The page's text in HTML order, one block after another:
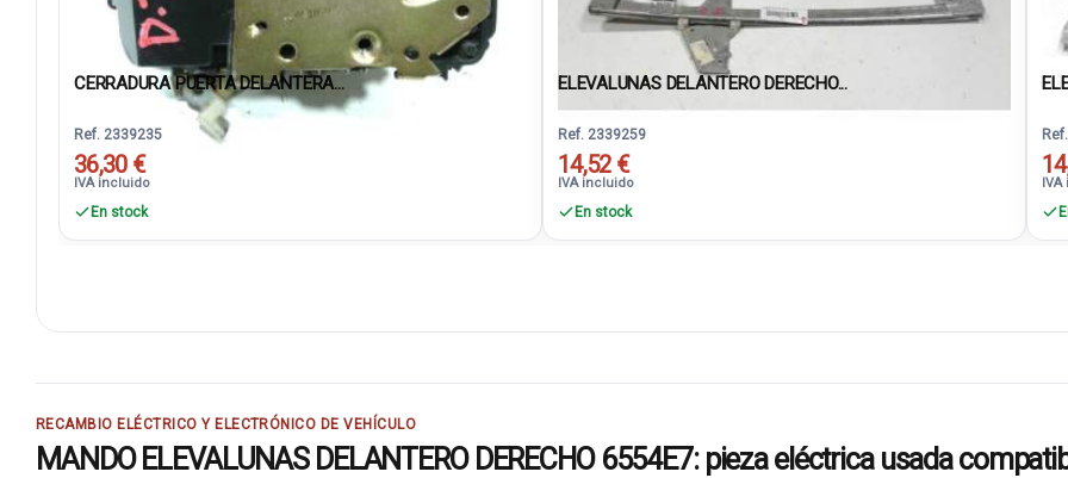
CERRADURA PUERTA DELANTERA...
Ref. 2339235
36,30 €
IVA incluido
En stock
ELEVALUNAS DELANTERO DERECHO...
Ref. 2339259
14,52 €
IVA incluido
En stock
RECAMBIO ELÉCTRICO Y ELECTRÓNICO DE VEHÍCULO
MANDO ELEVALUNAS DELANTERO DERECHO 6554E7: pieza eléctrica usada